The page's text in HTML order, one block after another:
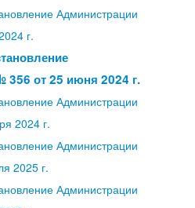
Администрации
г.
от 25 июня 2024 г.
Администрации
2024 г.
Администрации
2025 г.
Администрации